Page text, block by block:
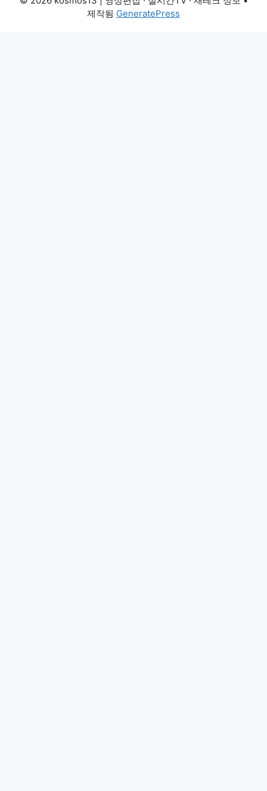
제작됨 GeneratePress